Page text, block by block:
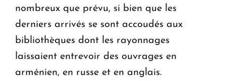
nombreux que prévu, si bien que les
derniers arrivés se sont accoudés aux
bibliothèques dont les rayonnages
laissaient entrevoir des ouvrages en
arménien, en russe et en anglais.